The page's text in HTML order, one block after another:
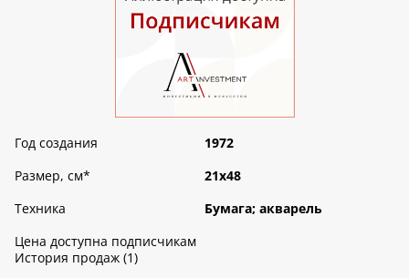
Год создания
1972
Размер, см*
21х48
Техника
Бумага; акварель
Цена доступна подписчикам
История продаж (1)